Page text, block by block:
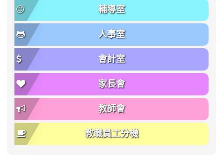
輔導室
人事室
會計室
家長會
教師會
教職員工分機